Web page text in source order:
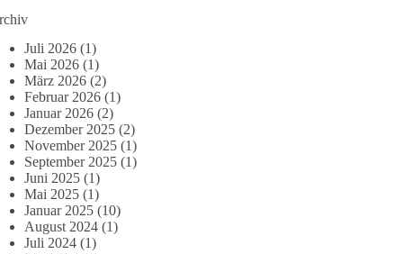
Juli 2026 (1)
Mai 2026 (1)
März 2026 (2)
Februar 2026 (1)
Januar 2026 (2)
Dezember 2025 (2)
November 2025 (1)
September 2025 (1)
Juni 2025 (1)
Mai 2025 (1)
Januar 2025 (10)
August 2024 (1)
Juli 2024 (1)